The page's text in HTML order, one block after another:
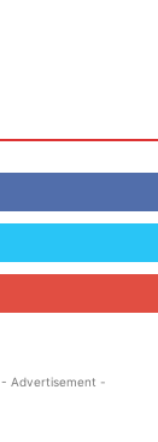
- Advertisement -